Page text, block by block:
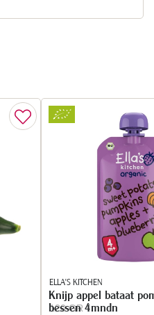
ELLA'S KITCHEN
120 GR
Knijp appel bataat
bessen 4mndn